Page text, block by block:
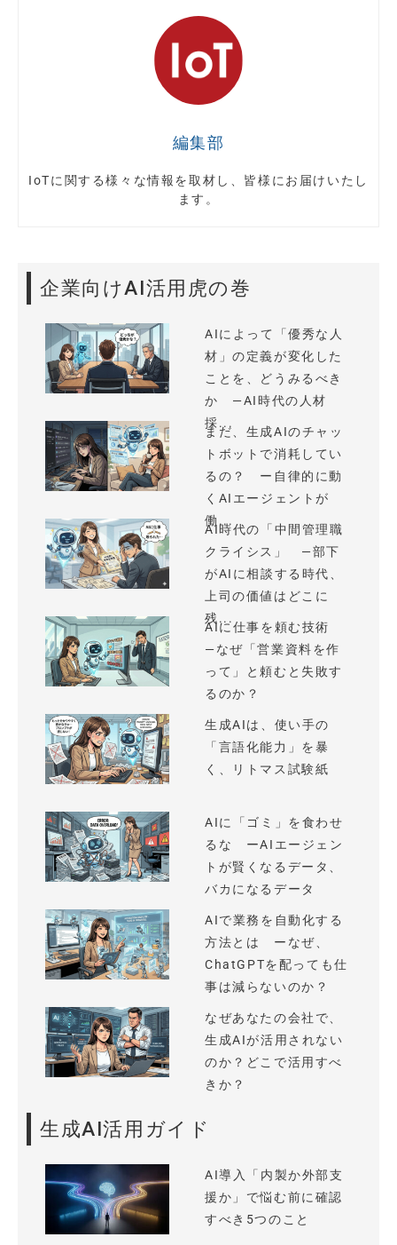
編集部
IoTに関する様々な情報を取材し、皆様にお届けいたし
ます。
企業向けAI活用虎の巻
AIによって「優秀な人
材」の定義が変化した
ことを、どうみるべき
か —AI時代の人材
採...
まだ、生成AIのチャッ
トボットで消耗してい
るの？ ー自律的に動
くAIエージェントが
働...
AI時代の「中間管理職
クライシス」 —部下
がAIに相談する時代、
上司の価値はどこに
残...
AIに仕事を頼む技術
—なぜ「営業資料を作
って」と頼むと失敗す
るのか？
生成AIは、使い手の
「言語化能力」を暴
く、リトマス試験紙
AIに「ゴミ」を食わせ
るな ーAIエージェン
トが賢くなるデータ、
バカになるデータ
AIで業務を自動化する
方法とは ーなぜ、
ChatGPTを配っても仕
事は減らないのか？
なぜあなたの会社で、
生成AIが活用されない
のか？どこで活用すべ
きか？
生成AI活用ガイド
AI導入「内製か外部支
援か」で悩む前に確認
すべき5つのこと